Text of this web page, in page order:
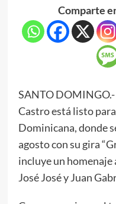
Comparte
SANTO
Castro está listo
Dominicana, donde
agosto con su gira
incluye un homenaje
José José y Juan